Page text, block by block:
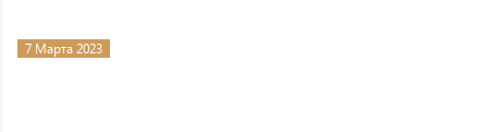
7 Марта 2023